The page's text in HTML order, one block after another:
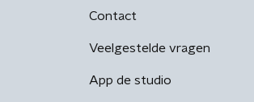
Contact
Veelgestelde vragen
App de studio